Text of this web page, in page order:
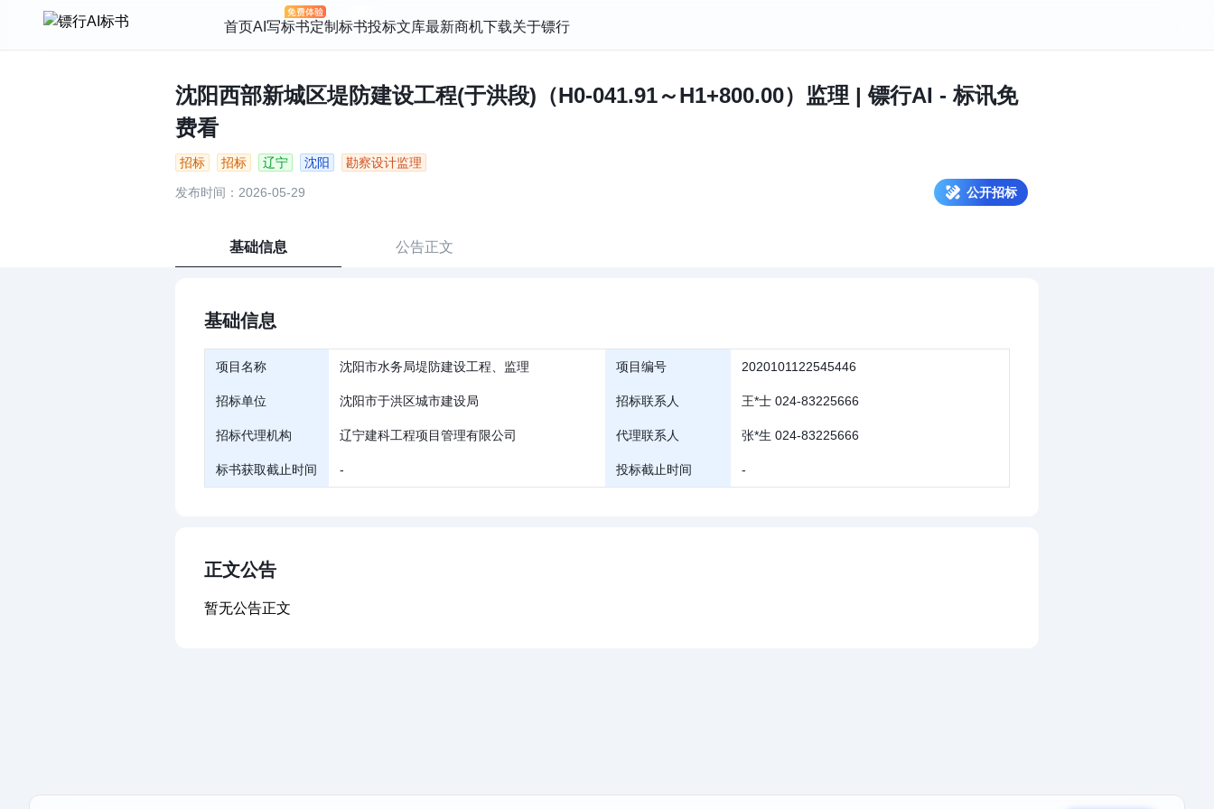
首页AI写标书定制标书投标文库最新商机下载关于镖行
沈阳西部新城区堤防建设工程(于洪段)（H0-041.91～H1+800.00）监理 | 镖行AI - 标讯免
费看
招标 招标 辽宁 沈阳 勘察设计监理
发布时间：2026-05-29 公开招标
基础信息 公告正文
基础信息
项目名称 沈阳市水务局堤防建设工程、监理 项目编号 2020101122545446
招标单位 沈阳市于洪区城市建设局 招标联系人 王*士 024-83225666
招标代理机构 辽宁建科工程项目管理有限公司 代理联系人 张*生 024-83225666
标书获取截止时间 - 投标截止时间 -
正文公告
暂无公告正文